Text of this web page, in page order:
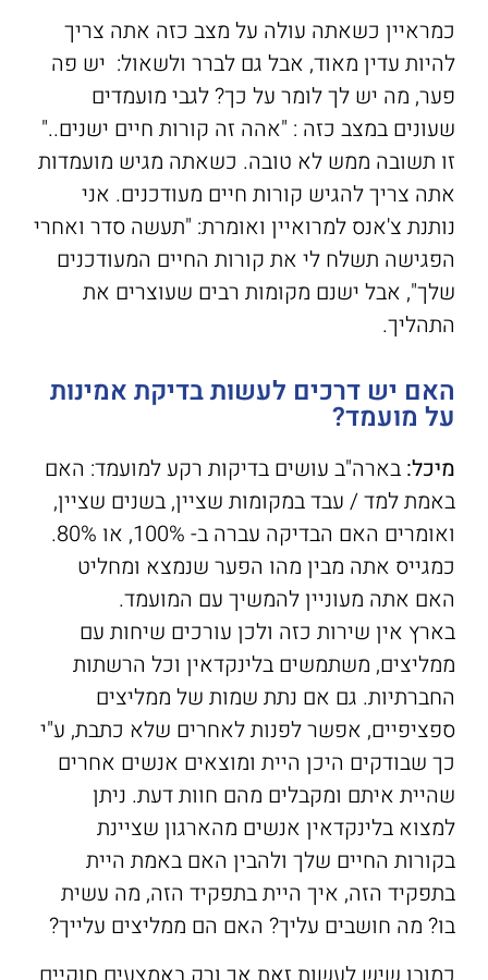
כמראיין כשאתה עולה על מצב כזה אתה צריך
להיות עדין מאוד, אבל גם לברר ולשאול: יש פה
פער, מה יש לך לומר על כך? לגבי מועמדים
שעונים במצב כזה : "אהה זה קורות חיים ישנים.."
זו תשובה ממש לא טובה. כשאתה מגיש מועמדות
אתה צריך להגיש קורות חיים מעודכנים. אני
נותנת צ'אנס למרואיין ואומרת: "תעשה סדר ואחרי
הפגישה תשלח לי את קורות החיים המעודכנים
שלך", אבל ישנם מקומות רבים שעוצרים את
התהליך.
האם יש דרכים לעשות בדיקת אמינות
על מועמד?
מיכל: בארה"ב עושים בדיקות רקע למועמד: האם
באמת למד / עבד במקומות שציין, בשנים שציין,
ואומרים האם הבדיקה עברה ב- 100%, או 80%.
כמגייס אתה מבין מהו הפער שנמצא ומחליט
האם אתה מעוניין להמשיך עם המועמד.
בארץ אין שירות כזה ולכן עורכים שיחות עם
ממליצים, משתמשים בלינקדאין וכל הרשתות
החברתיות. גם אם נתת שמות של ממליצים
ספציפיים, אפשר לפנות לאחרים שלא כתבת, ע"י
כך שבודקים היכן היית ומוצאים אנשים אחרים
שהיית איתם ומקבלים מהם חוות דעת. ניתן
למצוא בלינקדאין אנשים מהארגון שציינת
בקורות החיים שלך ולהבין האם באמת היית
בתפקיד הזה, איך היית בתפקיד הזה, מה עשית
בו? מה חושבים עליך? האם הם ממליצים עלייך?